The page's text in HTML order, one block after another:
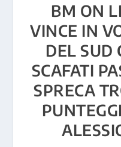
BM ON
VINCE IN
DEL SUD
SCAFATI
SPRECA